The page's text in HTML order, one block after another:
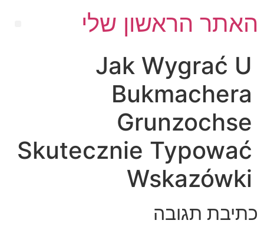
האתר הראשון שלי
Jak Wygrać U
Bukmachera
Grunzochse
Skutecznie Typować
Wskazówki
כתיבת תגובה